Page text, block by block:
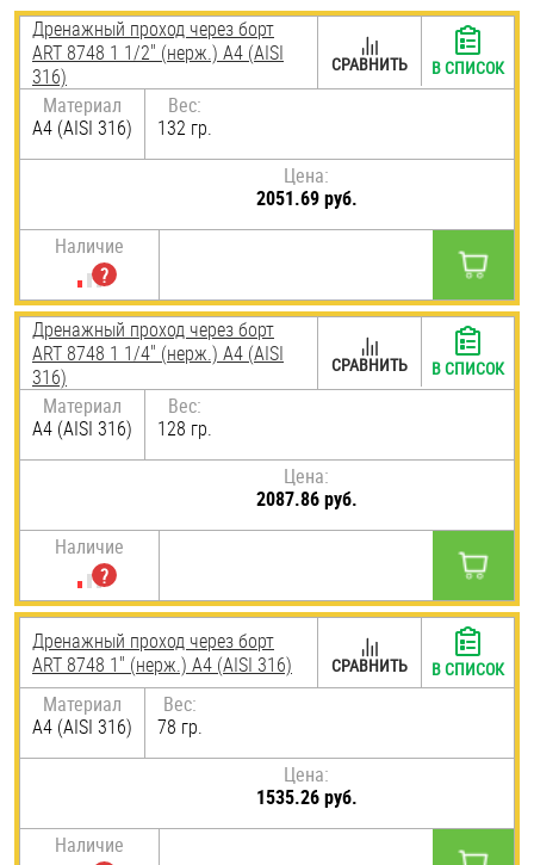
Дренажный проход через борт
ART 8748 1 1/2" (нерж.) A4 (AISI
316)
Материал
A4 (AISI 316)
Вес:
132 гр.
Цена:
2051.69 руб.
Наличие
СРАВНИТЬ В СПИСОК
Дренажный проход через борт
ART 8748 1 1/4" (нерж.) A4 (AISI
316)
Материал
A4 (AISI 316)
Вес:
128 гр.
Цена:
2087.86 руб.
Наличие
СРАВНИТЬ В СПИСОК
Дренажный проход через борт
ART 8748 1" (нерж.) A4 (AISI 316)
Материал
A4 (AISI 316)
Вес:
78 гр.
Цена:
1535.26 руб.
Наличие
СРАВНИТЬ В СПИСОК